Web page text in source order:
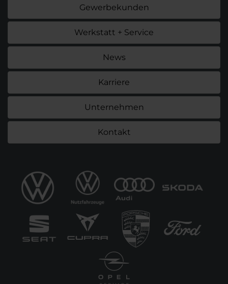
Gewerbekunden
Werkstatt + Service
News
Karriere
Unternehmen
Kontakt